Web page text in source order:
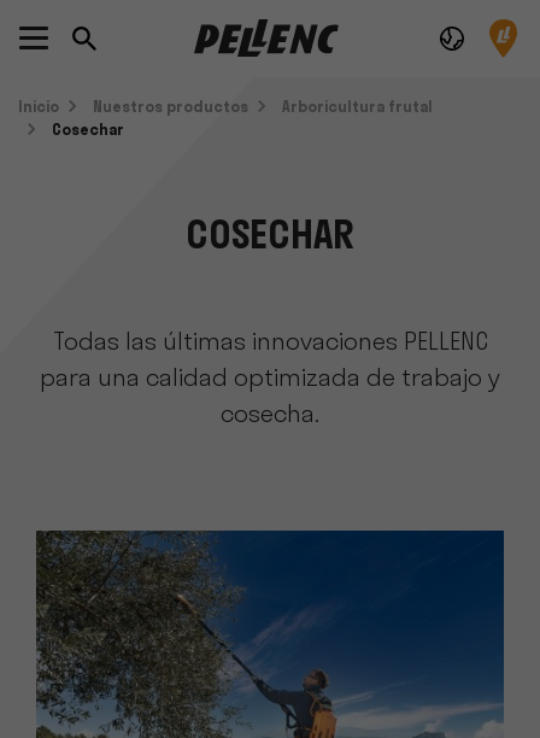
Inicio Nuestros productos
Arboricultura frutal
Cosechar
COSECHAR
Todas las últimas innovaciones PELLENC
para una calidad optimizada de trabajo y
cosecha.